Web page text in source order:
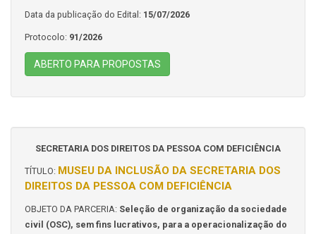
Data da publicação do Edital: 15/07/2026
Protocolo: 91/2026
ABERTO PARA PROPOSTAS
SECRETARIA DOS DIREITOS DA PESSOA COM DEFICIÊNCIA
TÍTULO: MUSEU DA INCLUSÃO DA SECRETARIA DOS
DIREITOS DA PESSOA COM DEFICIÊNCIA
OBJETO DA PARCERIA: Seleção de organização da sociedade
civil (OSC), sem fins lucrativos, para a operacionalização do